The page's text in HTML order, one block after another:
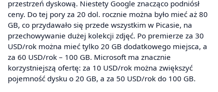
przestrzeń dyskową. Niestety Google znacząco podniósł
ceny. Do tej pory za 20 dol. rocznie można było mieć aż 80
GB, co przydawało się przede wszystkim w Picasie, na
przechowywanie dużej kolekcji zdjęć. Po premierze za 30
USD/rok można mieć tylko 20 GB dodatkowego miejsca, a
za 60 USD/rok – 100 GB. Microsoft ma znacznie
korzystniejszą ofertę: za 10 USD/rok można zwiększyć
pojemność dysku o 20 GB, a za 50 USD/rok do 100 GB.